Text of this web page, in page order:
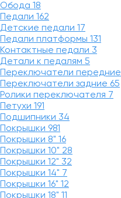
Обода 18
Педали 162
Детские педали 17
Педали платформы 131
Контактные педали 3
Детали к педалям 5
Переключатели передние
Переключатели задние 65
Ролики переключателя 7
Петухи 191
Подшипники 34
Покрышки 981
Покрышки 8" 16
Покрышки 10" 28
Покрышки 12" 32
Покрышки 14" 7
Покрышки 16" 12
Покрышки 18" 11